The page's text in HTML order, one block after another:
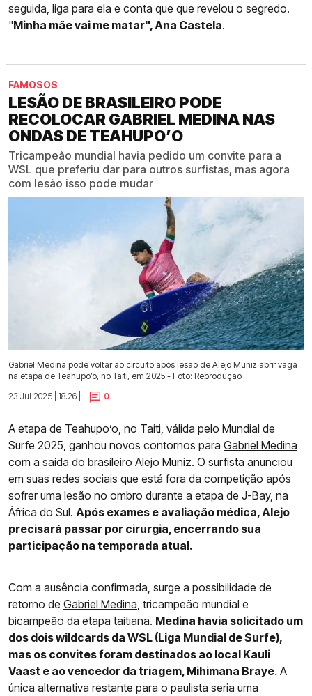
seguida, liga para ela e conta que que revelou o segredo.
"Minha mãe vai me matar", Ana Castela.
FAMOSOS
LESÃO DE BRASILEIRO PODE
RECOLOCAR GABRIEL MEDINA NAS
ONDAS DE TEAHUPO’O
Tricampeão mundial havia pedido um convite para a
WSL que preferiu dar para outros surfistas, mas agora
com lesão isso pode mudar
Gabriel Medina pode voltar ao circuito após lesão de Alejo Muniz abrir vaga
na etapa de Teahupo’o, no Taiti, em 2025 - Foto: Reprodução
23 Jul 2025 | 18:26 |
0
A etapa de Teahupo’o, no Taiti, válida pelo Mundial de
Surfe 2025, ganhou novos contornos para Gabriel Medina
com a saída do brasileiro Alejo Muniz. O surfista anunciou
em suas redes sociais que está fora da competição após
sofrer uma lesão no ombro durante a etapa de J-Bay, na
África do Sul. Após exames e avaliação médica, Alejo
precisará passar por cirurgia, encerrando sua
participação na temporada atual.
Com a ausência confirmada, surge a possibilidade de
retorno de Gabriel Medina , tricampeão mundial e
bicampeão da etapa taitiana. Medina havia solicitado um
dos dois wildcards da WSL (Liga Mundial de Surfe),
mas os convites foram destinados ao local Kauli
Vaast e ao vencedor da triagem, Mihimana Braye. A
única alternativa restante para o paulista seria uma